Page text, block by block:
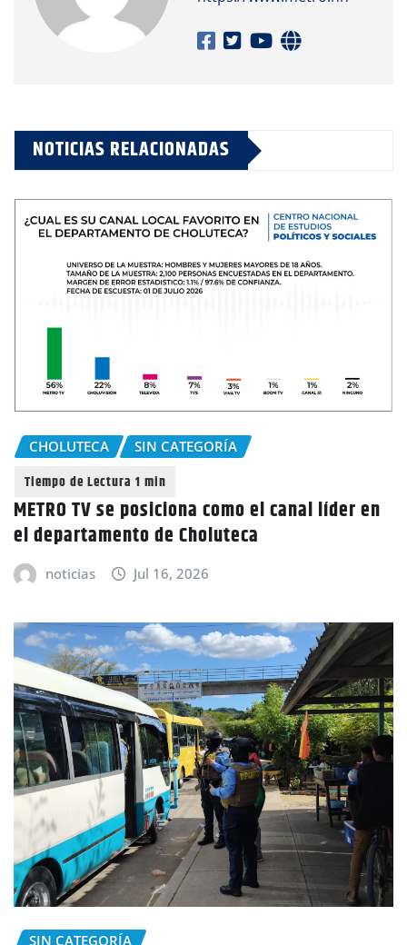
NOTICIAS RELACIONADAS
CHOLUTECA SIN CATEGORÍA
METRO TV se posiciona como el canal líder en
el departamento de Choluteca
noticias Jul 16, 2026
SIN CATEGORÍA